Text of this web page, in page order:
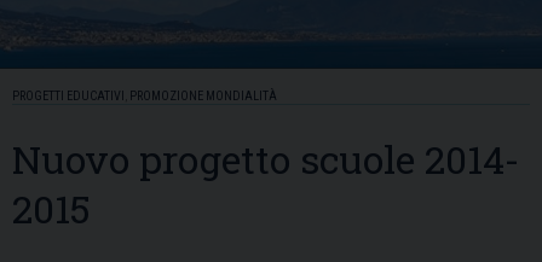
PROGETTI EDUCATIVI PROMOZIONE MONDIALITÀ
Nuovo progetto scuole 2014-
2015